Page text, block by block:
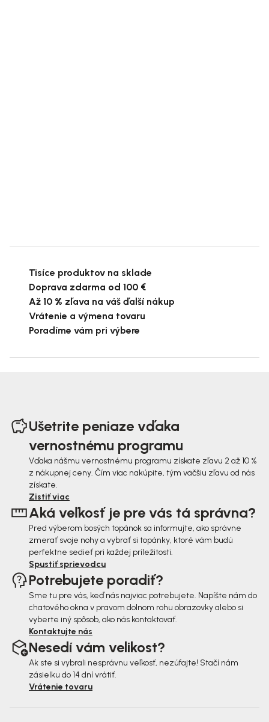
Tisíce produktov na sklade
Doprava zdarma od 100 €
Až 10 % zľava na váš ďalší nákup
Vrátenie a výmena tovaru
Poradíme vám pri výbere
Ušetrite peniaze vďaka
vernostnému programu
Vďaka nášmu vernostnému programu získate zľavu 2 až 10 %
z nákupnej ceny. Čím viac nakúpite, tým väčšiu zľavu od nás
získate.
Zistiť viac
Aká veľkosť je pre vás tá správna?
Pred výberom bosých topánok sa informujte, ako správne
zmerať svoje nohy a vybrať si topánky, ktoré vám budú
perfektne sedieť pri každej príležitosti.
Spustiť sprievodcu
Potrebujete poradiť?
Sme tu pre vás, keď nás najviac potrebujete. Napíšte nám do
chatového okna v pravom dolnom rohu obrazovky alebo si
vyberte iný spôsob, ako nás kontaktovať.
Kontaktujte nás
Nesedí vám velikost?
Ak ste si vybrali nesprávnu veľkosť, nezúfajte! Stačí nám
zásielku do 14 dní vrátiť.
Vrátenie tovaru